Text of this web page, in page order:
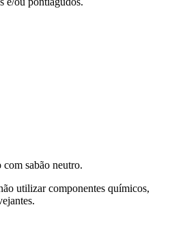
sabão neutro.
utilizar componentes químicos,